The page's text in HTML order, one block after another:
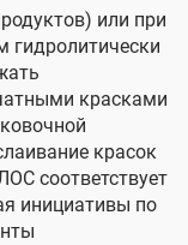
или при
гидролитически
красками
красок
соответствует
инициативы по